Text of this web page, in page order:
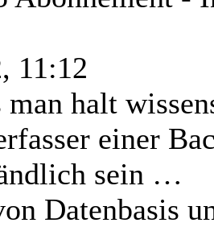
11:12
man halt
einer
sein …
Datenbasis